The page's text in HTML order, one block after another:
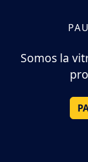
Somos la